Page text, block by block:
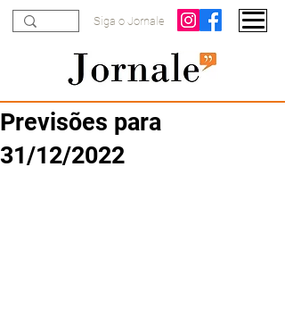
Siga o Jornale
Previsões para
31/12/2022